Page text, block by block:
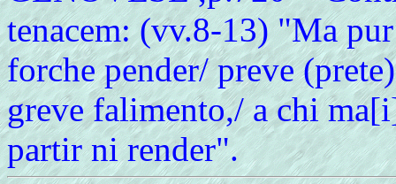
tenacem: (vv.8-13) "Ma
forche pender/ preve
greve falimento,/ a chi
partir ni render".